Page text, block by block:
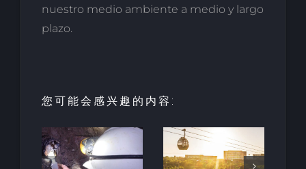
nuestro medio ambiente a medio y largo
plazo.
您可能会感兴趣的内容:
酒店和度假
村的创新：
里维埃拉-纳
HALO垂直
移动项目荣